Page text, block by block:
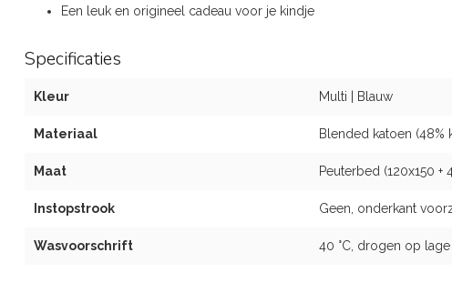
Een leuk en origineel cadeau voor je kindje
Specificaties
Kleur Multi | Blauw
Materiaal Blended katoen (48%
Maat Peuterbed (120x150 +
Instopstrook Geen, onderkant
Wasvoorschrift 40 °C, drogen op lage